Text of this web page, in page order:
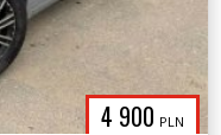
4 900 PLN